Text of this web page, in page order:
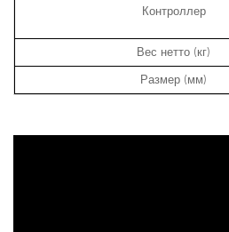
Контроллер
Вес нетто (кг)
Размер (мм)